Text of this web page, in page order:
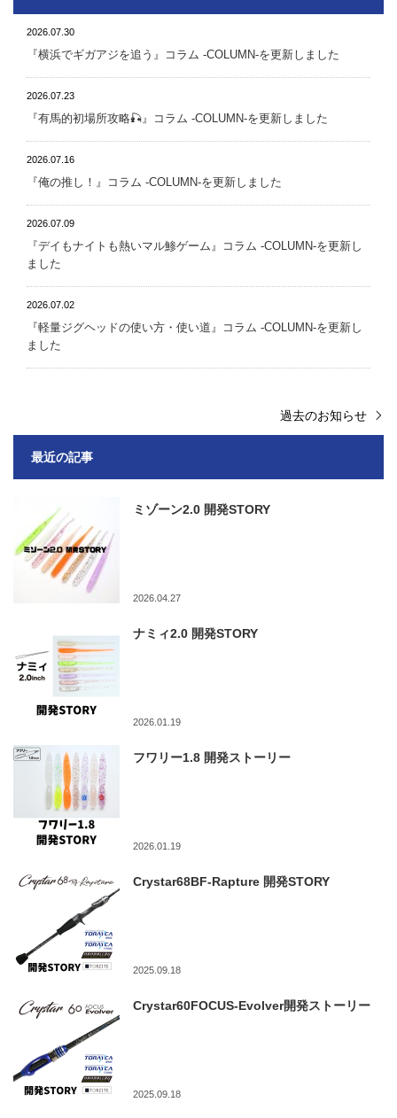
2026.07.30
『横浜でギガアジを追う』 コラム -COLUMN-を更新しました
2026.07.23
『有馬的初場所攻略🎣』 コラム -COLUMN-を更新しました
2026.07.16
『俺の推し！』 コラム -COLUMN-を更新しました
2026.07.09
『デイもナイトも熱いマル鯵ゲーム』 コラム -COLUMN-を更新し
ました
2026.07.02
『軽量ジグヘッドの使い方・使い道』 コラム -COLUMN-を更新し
ました
過去のお知らせ
最近の記事
ミゾーン2.0 開発STORY
2026.04.27
ナミィ2.0 開発STORY
2026.01.19
フワリー1.8 開発ストーリー
2026.01.19
Crystar68BF-Rapture 開発STORY
2025.09.18
Crystar60FOCUS-Evolver開発ストーリー
2025.09.18